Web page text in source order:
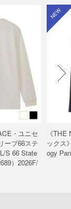
・ユニセ
ーブ66ステ
S 66 State
）2026F/
NEW
《
ックス
ogy